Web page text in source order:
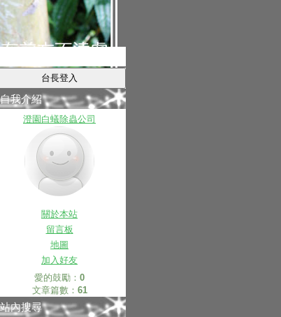
自我介紹
澄園白蟻除蟲公司
關於本站
留言板
地圖
加入好友
愛的鼓勵： 0
文章篇數： 61
站內搜尋